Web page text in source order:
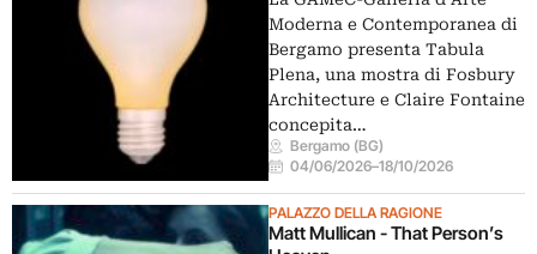
Moderna e Contemporanea di
Bergamo presenta Tabula
Plena, una mostra di Fosbury
Architecture e Claire Fontaine
concepita…
Bergamo (BG)
04/06/2026–18/10/2026
PALAZZO DELLA RAGIONE
Matt Mullican - That Person’s